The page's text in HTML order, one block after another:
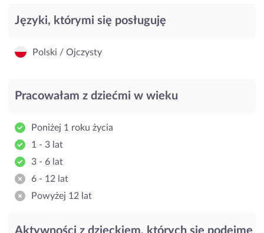
Języki, którymi się posługuję
Polski / Ojczysty
Pracowałam z dziećmi w wieku
Poniżej 1 roku życia
1 - 3 lat
3 - 6 lat
6 - 12 lat
Powyżej 12 lat
Aktywności z dzieckiem, których się podejmę